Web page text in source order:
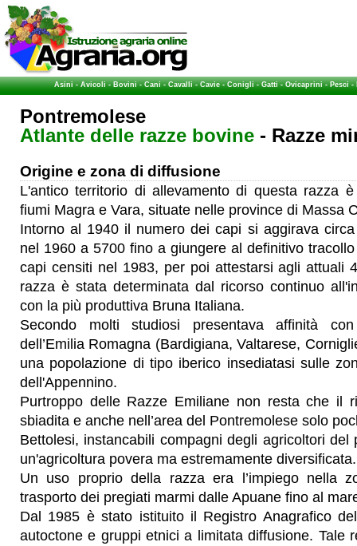
Asini-Avicoli-Bovini-Cani-Cavalli-Cavie-Conigli-Gatti-Ovicaprini-Pesci-
Pontremolese
Atlante delle razze bovine - Razze
Origine e zona di diffusione
L'antico territorio di allevamento di questa razza
fiumi Magra e Vara, situate nelle province di Massa
Intorno al 1940 il numero dei capi si aggirava
nel 1960 a 5700 fino a giungere al definitivo
capi censiti nel 1983, per poi attestarsi agli attuali
razza è stata determinata dal ricorso continuo
con la più produttiva Bruna Italiana.
Secondo molti studiosi presentava affinità
dell’Emilia Romagna (Bardigiana, Valtarese,
una popolazione di tipo iberico insediatasi sulle
dell'Appennino.
Purtroppo delle Razze Emiliane non resta che il
sbiadita e anche nell’area del Pontremolese solo
Bettolesi, instancabili compagni degli agricoltori del
un'agricoltura povera ma estremamente diversificata.
Un uso proprio della razza era l’impiego nella
trasporto dei pregiati marmi dalle Apuane fino al
Dal 1985 è stato istituito il Registro Anagrafico
autoctone e gruppi etnici a limitata diffusione. Tale